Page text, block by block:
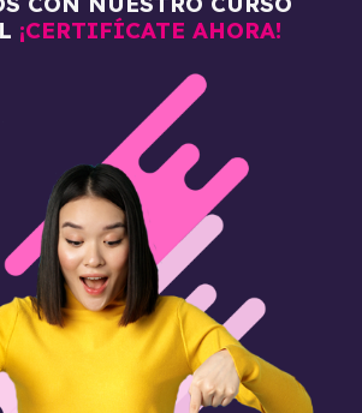
¡CERTIFÍCATE AHORA!